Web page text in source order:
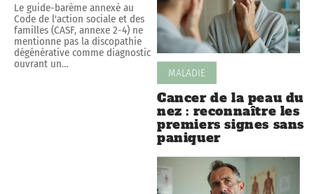
Le guide-barème annexé au
Code de l'action sociale et des
familles (CASF, annexe 2-4) ne
mentionne pas la discopathie
dégénérative comme diagnostic
ouvrant un…
MALADIE
Cancer de la peau du
nez : reconnaître les
premiers signes sans
paniquer